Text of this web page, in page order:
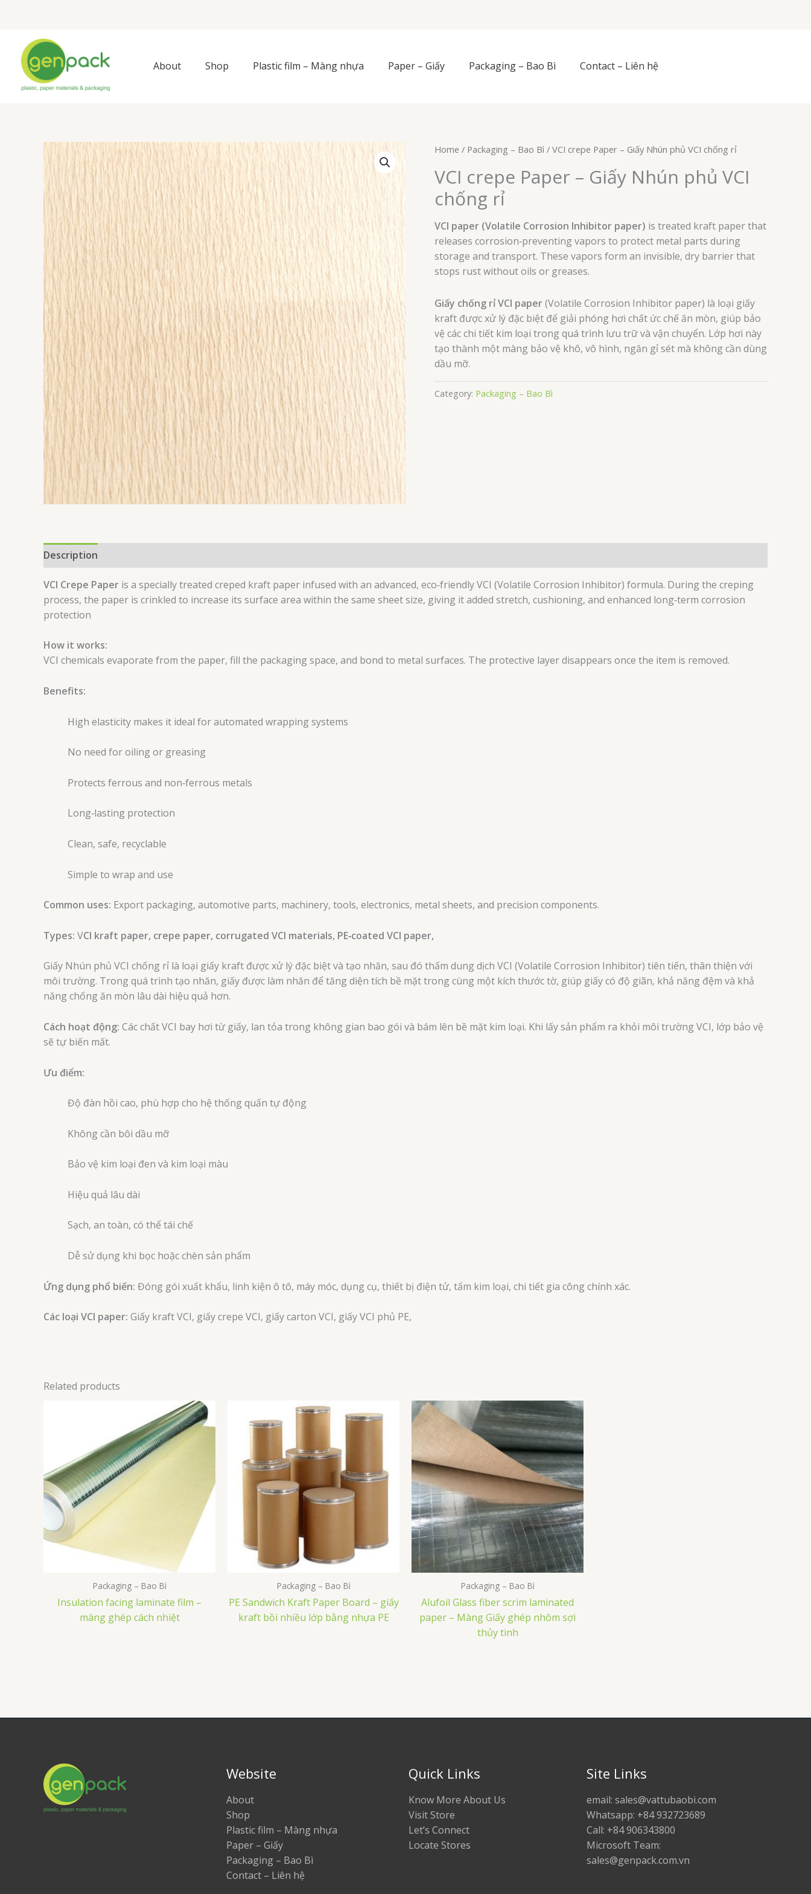
About Shop Plastic film – Màng nhựa Paper – Giấy Packaging – Bao Bì Contact – Liên hệ
Home / Packaging – Bao Bì / VCI crepe Paper – Giấy Nhún phủ VCI chống rỉ
VCI crepe Paper – Giấy Nhún phủ VCI
chống rỉ
VCI paper (Volatile Corrosion Inhibitor paper) is treated kraft paper that
releases corrosion‑preventing vapors to protect metal parts during
storage and transport. These vapors form an invisible, dry barrier that
stops rust without oils or greases.
Giấy chống rỉ VCI paper(Volatile Corrosion Inhibitor paper) là loại giấy
kraft được xử lý đặc biệt để giải phóng hơi chất ức chế ăn mòn, giúp bảo
vệ các chi tiết kim loại trong quá trình lưu trữ và vận chuyển. Lớp hơi này
tạo thành một màng bảo vệ khô, vô hình, ngăn gỉ sét mà không cần dùng
dầu mỡ.
Category: Packaging – Bao Bì
Description
VCI Crepe Paper is a specially treated creped kraft paper infused with an advanced, eco‑friendly VCI (Volatile Corrosion Inhibitor) formula. During the creping
process, the paper is crinkled to increase its surface area within the same sheet size, giving it added stretch, cushioning, and enhanced long‑term corrosion
protection
How it works:
VCI chemicals evaporate from the paper, fill the packaging space, and bond to metal surfaces. The protective layer disappears once the item is removed.
Benefits:
High elasticity makes it ideal for automated wrapping systems
No need for oiling or greasing
Protects ferrous and non‑ferrous metals
Long‑lasting protection
Clean, safe, recyclable
Simple to wrap and use
Common uses: Export packaging, automotive parts, machinery, tools, electronics, metal sheets, and precision components.
Types: VCI kraft paper, crepe paper, corrugated VCI materials, PE‑coated VCI paper,
Giấy Nhún phủ VCI chống rỉ là loại giấy kraft được xử lý đặc biệt và tạo nhăn, sau đó thấm dung dịch VCI (Volatile Corrosion Inhibitor) tiên tiến, thân thiện với
môi trường. Trong quá trình tạo nhăn, giấy được làm nhăn để tăng diện tích bề mặt trong cùng một kích thước tờ, giúp giấy có độ giãn, khả năng đệm và khả
năng chống ăn mòn lâu dài hiệu quả hơn.
Cách hoạt động: Các chất VCI bay hơi từ giấy, lan tỏa trong không gian bao gói và bám lên bề mặt kim loại. Khi lấy sản phẩm ra khỏi môi trường VCI, lớp bảo vệ
sẽ tự biến mất.
Ưu điểm:
Độ đàn hồi cao, phù hợp cho hệ thống quấn tự động
Không cần bôi dầu mỡ
Bảo vệ kim loại đen và kim loại màu
Hiệu quả lâu dài
Sạch, an toàn, có thể tái chế
Dễ sử dụng khi bọc hoặc chèn sản phẩm
Ứng dụng phổ biến: Đóng gói xuất khẩu, linh kiện ô tô, máy móc, dụng cụ, thiết bị điện tử, tấm kim loại, chi tiết gia công chính xác.
Các loại VCI paper: Giấy kraft VCI, giấy crepe VCI, giấy carton VCI, giấy VCI phủ PE,
Related products
Packaging – Bao Bì
Insulation facing laminate film –
màng ghép cách nhiệt
Packaging – Bao Bì
PE Sandwich Kraft Paper Board – giấy
kraft bồi nhiều lớp bằng nhựa PE
Packaging – Bao Bì
Alufoil Glass fiber scrim laminated
paper – Màng Giấy ghép nhôm sợi
thủy tinh
Website
About
Shop
Plastic film – Màng nhựa
Paper – Giấy
Packaging – Bao Bì
Contact – Liên hệ
Quick Links
Know More About Us
Visit Store
Let’s Connect
Locate Stores
Site Links
email: sales@vattubaobi.com
Whatsapp: +84 932723689
Call: +84 906343800
Microsoft Team:
sales@genpack.com.vn